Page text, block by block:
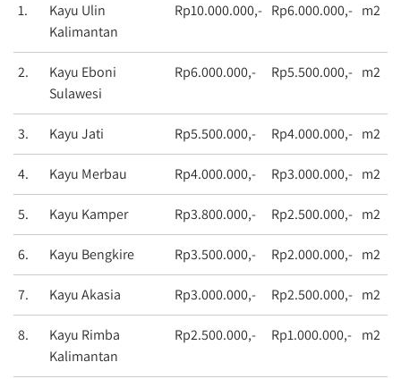
1.
Kayu Ulin
Kalimantan
Rp10.000.000,- Rp6.000.000,- m2
2.
Kayu Eboni
Sulawesi
Rp6.000.000,- Rp5.500.000,- m2
3. Kayu Jati Rp5.500.000,- Rp4.000.000,- m2
4. Kayu Merbau Rp4.000.000,- Rp3.000.000,- m2
5. Kayu Kamper Rp3.800.000,- Rp2.500.000,- m2
6. Kayu Bengkire Rp3.500.000,- Rp2.000.000,- m2
7. Kayu Akasia Rp3.000.000,- Rp2.500.000,- m2
8.
Kayu Rimba
Kalimantan
Rp2.500.000,- Rp1.000.000,- m2